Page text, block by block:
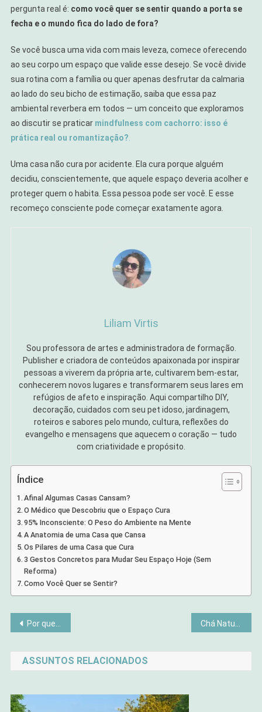
pergunta real é: como você quer se sentir quando a porta se
fecha e o mundo fica do lado de fora?
Se você busca uma vida com mais leveza, comece oferecendo
ao seu corpo um espaço que valide esse desejo. Se você divide
sua rotina com a família ou quer apenas desfrutar da calmaria
ao lado do seu bicho de estimação, saiba que essa paz
ambiental reverbera em todos — um conceito que exploramos
ao discutir se praticar mindfulness com cachorro: isso é
prática real ou romantização?
Uma casa não cura por acidente. Ela cura porque alguém
decidiu, conscientemente, que aquele espaço deveria acolher e
proteger quem o habita. Essa pessoa pode ser você. E esse
recomeço consciente pode começar exatamente agora.
Liliam Virtis
Sou professora de artes e administradora de formação.
Publisher e criadora de conteúdos apaixonada por inspirar
pessoas a viverem da própria arte, cultivarem bem-estar,
conhecerem novos lugares e transformarem seus lares em
refúgios de afeto e inspiração. Aqui compartilho DIY,
decoração, cuidados com seu pet idoso, jardinagem,
roteiros e sabores pelo mundo, cultura, reflexões do
evangelho e mensagens que aquecem o coração — tudo
com criatividade e propósito.
Índice
Afinal Algumas Casas Cansam?
O Médico que Descobriu que o Espaço Cura
95% Inconsciente: O Peso do Ambiente na Mente
A Anatomia de uma Casa que Cansa
Os Pilares de uma Casa que Cura
3 Gestos Concretos para Mudar Seu Espaço Hoje (Sem
Reforma)
Como Você Quer se Sentir?
Navegação
de
Post
Por que Animais Acalmam Nossa Mente
ASSUNTOS RELACIONADOS